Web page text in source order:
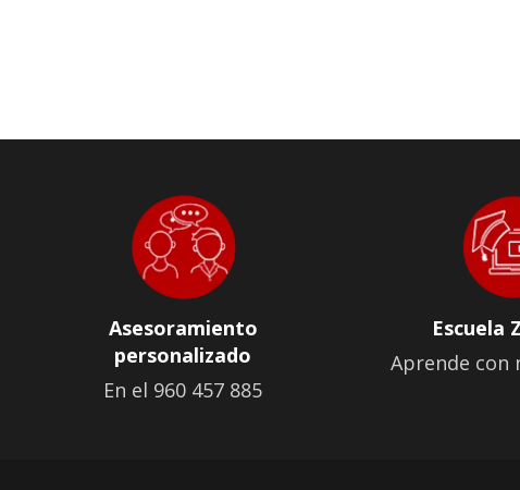
Asesoramiento
personalizado
En el 960 457 885
Escuela
Aprende con